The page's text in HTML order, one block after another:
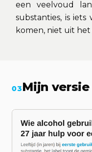
een veelvoud
substanties, is iets
komen, niet uit het
03Mijn versie